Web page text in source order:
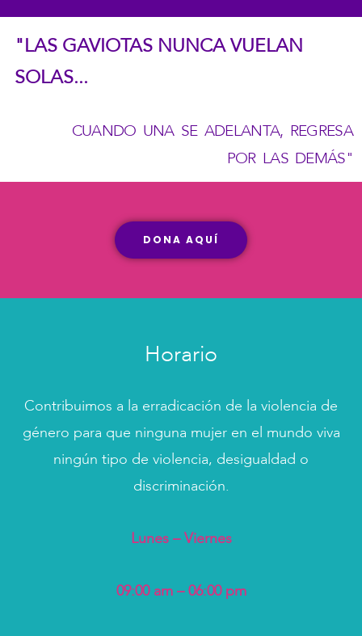
"LAS GAVIOTAS NUNCA VUELAN
SOLAS...
CUANDO UNA SE ADELANTA, REGRESA
POR LAS DEMÁS"
DONA AQUÍ
Horario
Contribuimos a la erradicación de la violencia de
género para que ninguna mujer en el mundo viva
ningún tipo de violencia, desigualdad o
discriminación.
Lunes – Viernes
09:00 am – 06:00 pm